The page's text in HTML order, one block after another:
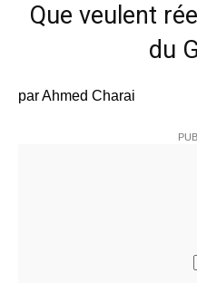
Que veulent
du
par Ahmed Charai